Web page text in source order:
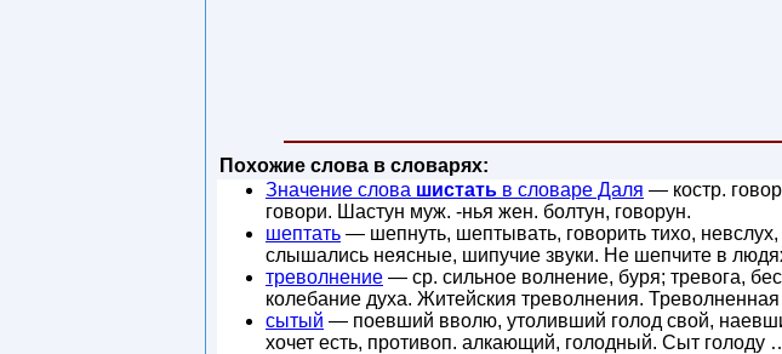
Похожие слова в словарях:
Значение слова шистать в словаре Даля — костр.
говори. Шастун муж. -нья жен. болтун, говорун.
шептать — шепнуть, шептывать, говорить тихо,
слышались неясные, шипучие звуки. Не шепчите в
треволнение — ср. сильное волнение, буря; тревога,
колебание духа. Житейския треволнения.
сытый — поевший вволю, утоливший голод свой,
хочет есть, противоп. алкающий, голодный. Сыт голоду